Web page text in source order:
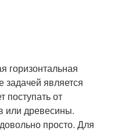
горизонтальная
является
поступать от
или древесины.
просто. Для